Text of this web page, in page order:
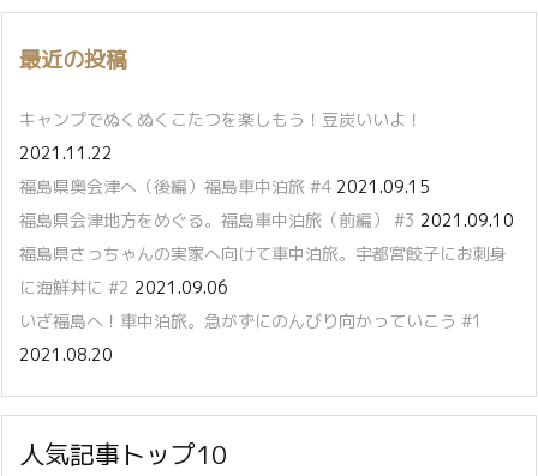
最近の投稿
キャンプでぬくぬくこたつを楽しもう！豆炭いいよ！
2021.11.22
福島県奥会津へ（後編）福島車中泊旅 #4 2021.09.15
福島県会津地方をめぐる。福島車中泊旅（前編） #3 2021.09.10
福島県さっちゃんの実家へ向けて車中泊旅。宇都宮餃子にお刺身
に海鮮丼に #2 2021.09.06
いざ福島へ！車中泊旅。急がずにのんびり向かっていこう #1
2021.08.20
人気記事トップ10